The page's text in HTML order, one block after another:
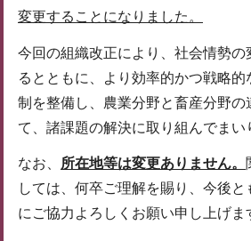
変更することになりました。
今回の組織改正により、社会情勢の
るとともに、より効率的かつ戦略
制を整備し、農業分野と畜産分野の
て、諸課題の解決に取り組んでまい
なお、 所在地等は変更ありません。
しては、何卒ご理解を賜り、今後
にご協力よろしくお願い申し上げま